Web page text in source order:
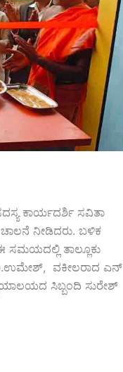
ಕಾರ್ಯದರ್ಶಿ ಸವಿತಾ
ನೀಡಿದರು. ಬಳಿಕ
ಸಮಯದಲ್ಲಿ ತಾಲ್ಲೂಕು
ವಕೀಲರಾದ ಎನ್
ಸಿಬ್ಬಂದಿ ಸುರೇಶ್